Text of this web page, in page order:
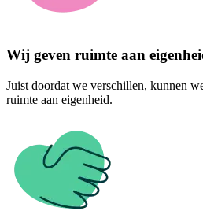
Wij geven ruimte aan
Juist doordat we verschillen, kunnen
ruimte aan eigenheid.